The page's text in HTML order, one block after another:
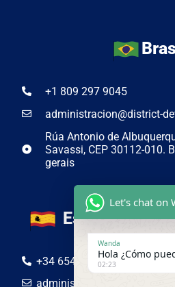
+1 809 297 9045
administracion@district-
Rúa Antonio de
Savassi, CEP 30112-010.
gerais
España
+34 654 50 19 44
administracion@district-
Let's chat on
Wanda
Hola ¿Cómo
02:23